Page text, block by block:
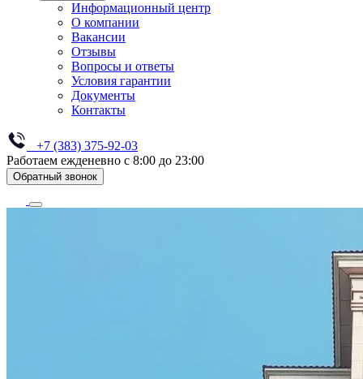
Информационный центр
О компании
Вакансии
Отзывы
Вопросы и ответы
Условия гарантии
Документы
Контакты
+7 (383) 375-92-03
Работаем ежденевно с 8:00 до 23:00
Обратный звонок